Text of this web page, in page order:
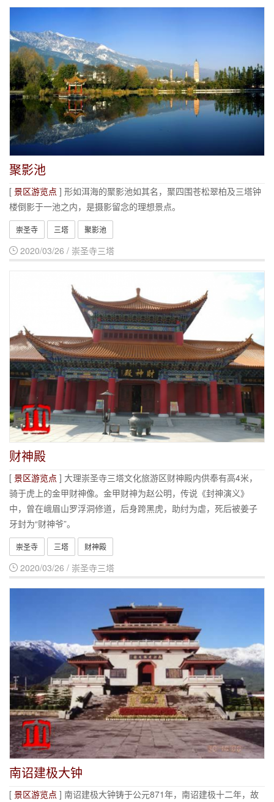
聚影池
[ 景区游览点 ] 形如洱海的聚影池如其名，聚四围苍松翠柏及三塔钟
楼倒影于一池之内，是摄影留念的理想景点。
崇圣寺 三塔 聚影池
2020/03/26 / 崇圣寺三塔
财神殿
[ 景区游览点 ] 大理崇圣寺三塔文化旅游区财神殿内供奉有高4米，
骑于虎上的金甲财神像。金甲财神为赵公明，传说《封神演义》
中，曾在峨眉山罗浮洞修道，后身跨黑虎，助纣为虐，死后被姜子
牙封为“财神爷”。
崇圣寺 三塔 财神殿
2020/03/26 / 崇圣寺三塔
南诏建极大钟
[ 景区游览点 ] 南诏建极大钟铸于公元871年，南诏建极十二年，故